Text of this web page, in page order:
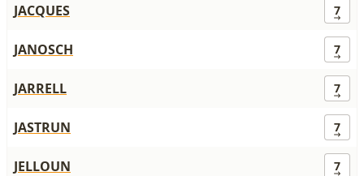
JACQUES 7
JANOSCH 7
JARRELL 7
JASTRUN 7
JELLOUN 7